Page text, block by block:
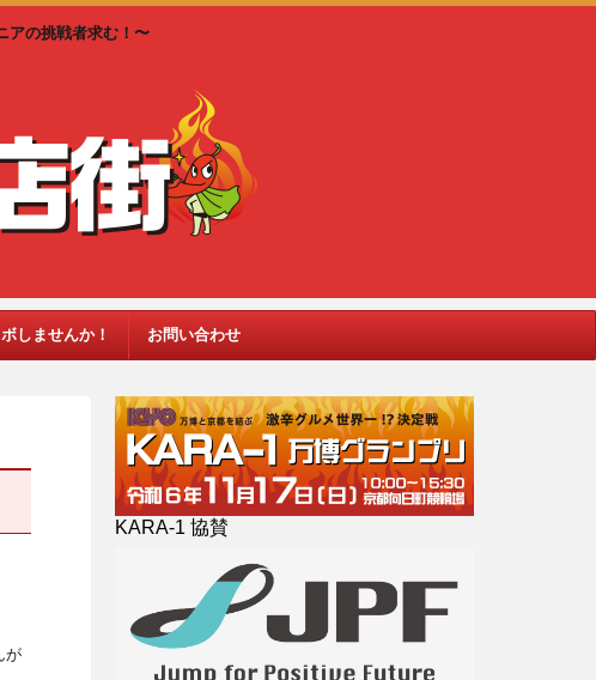
アの挑戦者求む！〜
しませんか！ お問い合わせ
が
KARA-1 協賛